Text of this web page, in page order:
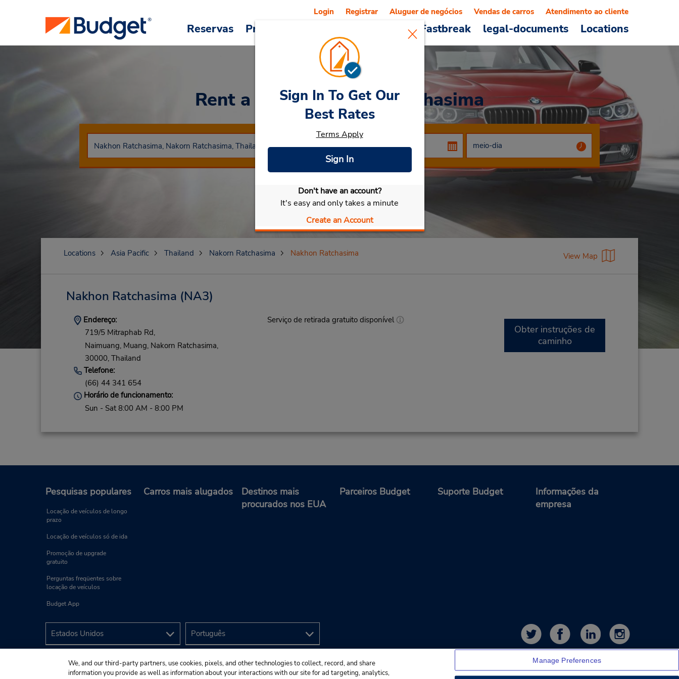
Reservas Promoções Veículos e serviços Fastbreak legal-documents Locations
Login Registrar Aluguer de negócios Vendas de carros Atendimento ao cliente
Rent a Carat Nakhon Ratchasima
Selecionar meu carro
Sign In To Get Our
Best Rates
Terms Apply
Sign In
Don't have an account?
It's easy and only takes a minute
Create an Account
Locations Asia Pacific Thailand Nakorn Ratchasima Nakhon Ratchasima View Map
Nakhon Ratchasima (NA3)
Endereço:
719/5 Mitraphab Rd,
Naimuang, Muang, Nakorn Ratchasima,
30000, Thailand
Telefone:
(66) 44 341 654
Horário de funcionamento:
Sun - Sat 8:00 AM - 8:00 PM
Serviço de retirada gratuito disponível
Obter instruções de
caminho
Pesquisas populares
Locação de veículos de longo
prazo
Locação de veículos só de ida
Promoção de upgrade
gratuito
Perguntas freqüentes sobre
locação de veículos
Budget App
Carros mais alugados
Destinos mais
procurados nos EUA
Parceiros Budget Suporte Budget
Informações da
empresa
We, and our third-party partners, use cookies, pixels, and other technologies to collect, record, and share
information you provide as well as information about your interactions with our site for ad targeting, analytics,
Manage Preferences